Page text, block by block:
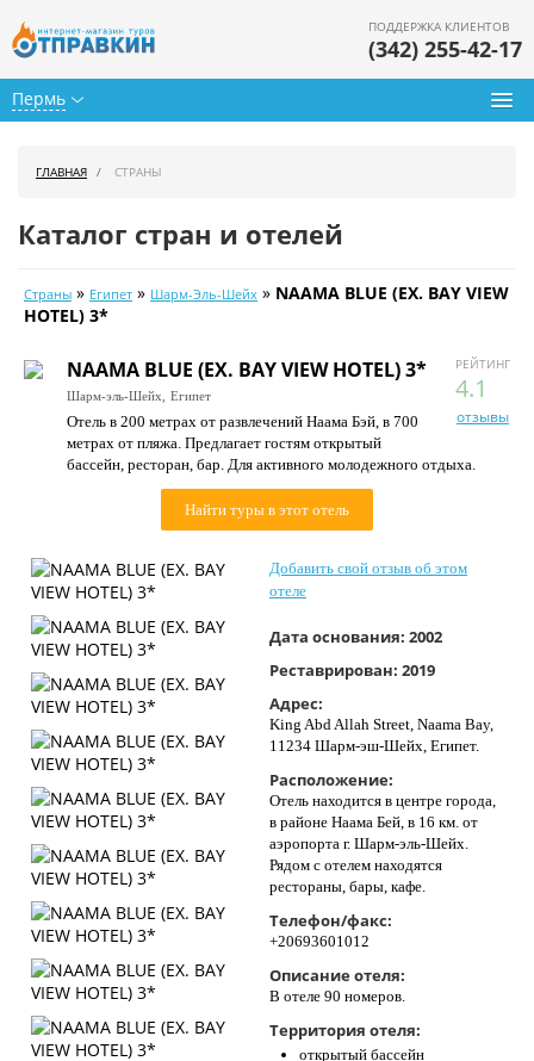
Пермь
ПОДДЕРЖКА КЛИЕНТОВ
(342) 255-42-17
Календарь туров
Цены дня
Страны
Как купить
Контакты
ГЛАВНАЯ СТРАНЫ
Каталог стран и отелей
Страны » Египет » Шарм-Эль-Шейх » NAAMA BLUE (EX. BAY VIEW
HOTEL) 3*
РЕЙТИНГ
4.1
отзывы
NAAMA BLUE (EX. BAY VIEW HOTEL) 3*
Шарм-эль-Шейх, Египет
Отель в 200 метрах от развлечений Наама Бэй, в 700
метрах от пляжа. Предлагает гостям открытый
бассейн, ресторан, бар. Для активного молодежного отдыха.
Найти туры в этот отель
Добавить свой отзыв об этом
отеле
Дата основания: 2002
Реставрирован: 2019
Адрес:
King Abd Allah Street, Naama Bay,
11234 Шарм-эш-Шейх, Египет.
Расположение:
Отель находится в центре города,
в районе Наама Бей, в 16 км. от
аэропорта г. ​Шарм-эль-Шейх.
Рядом с отелем находятся
рестораны, бары, кафе.
Телефон/факс:
+20693601012
Описание отеля:
В отеле 90 номеров.
Территория отеля:
открытый бассейн